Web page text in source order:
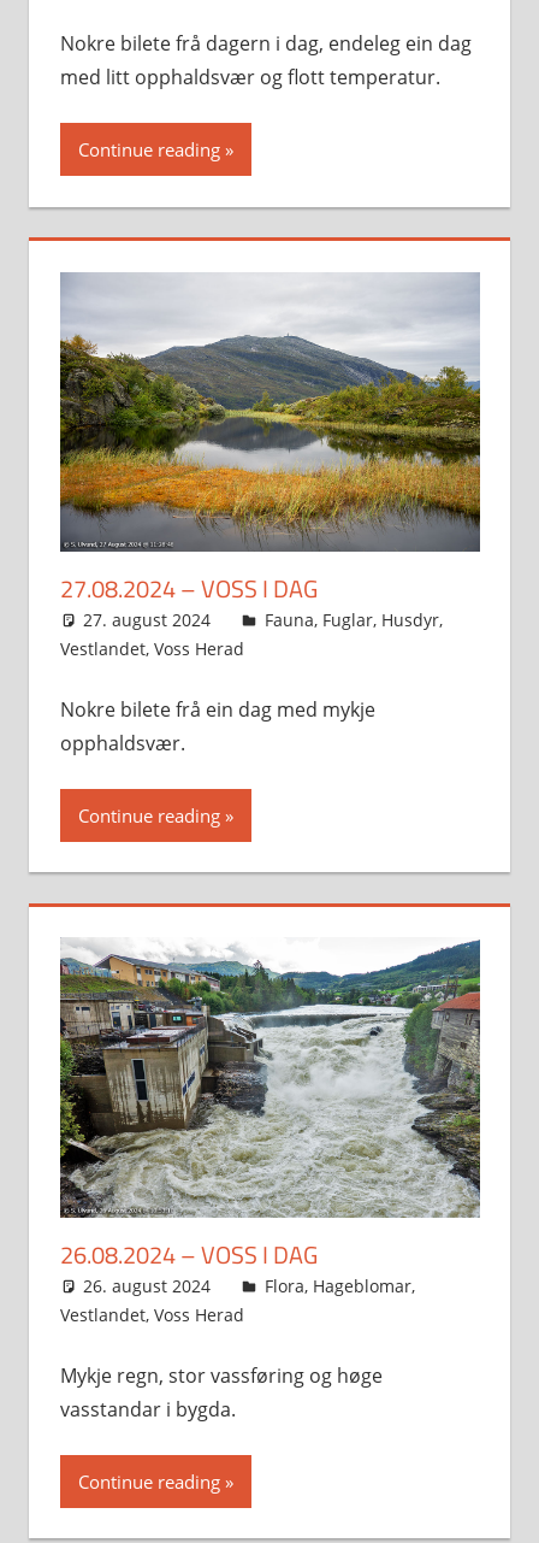
Nokre bilete frå dagern i dag, endeleg ein dag
med litt opphaldsvær og flott temperatur.
Continue reading
27.08.2024 – VOSS I DAG
27. august 2024 Svein
Fauna, Fuglar, Husdyr,
Vestlandet, Voss Herad
Nokre bilete frå ein dag med mykje
opphaldsvær.
Continue reading
26.08.2024 – VOSS I DAG
26. august 2024 Svein
Flora, Hageblomar,
Vestlandet, Voss Herad
Mykje regn, stor vassføring og høge
vasstandar i bygda.
Continue reading